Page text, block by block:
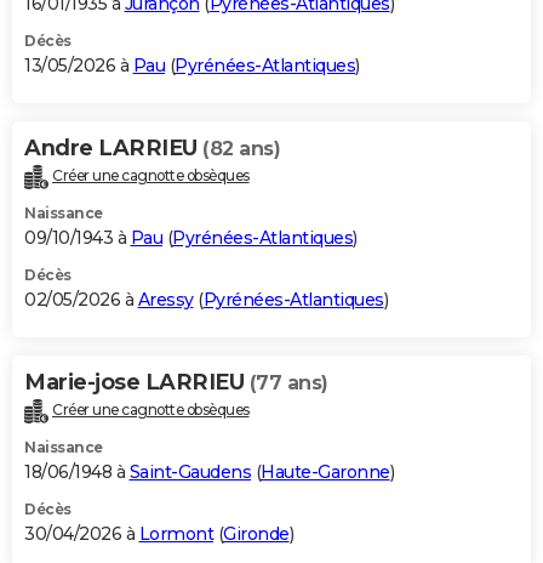
Décès
13/05/2026 à Pau (Pyrénées-Atlantiques)
Andre LARRIEU (82 ans)
Créer une cagnotte obsèques
Naissance
09/10/1943 à Pau (Pyrénées-Atlantiques)
Décès
02/05/2026 à Aressy(Pyrénées-Atlantiques)
Marie-jose LARRIEU (77 ans)
Créer une cagnotte obsèques
Naissance
18/06/1948 à Saint-Gaudens (Haute-Garonne)
Décès
30/04/2026 à Lormont(Gironde)